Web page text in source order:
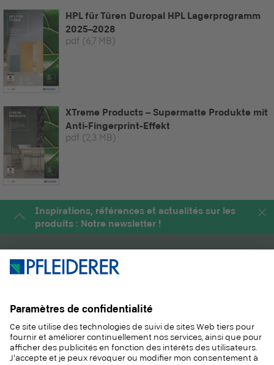
HPL für Türen Duropal HPL Lagerprogramm
2025–2028
pdf (6,7 MB)
XTreme Products – Supermatte Produkte mit
Anti-Fingerprint-Effekt
pdf (2,3 MB)
Inspirations, références et actualités sur les
produits : Notre newsletter !
PRODUITS
SOLUTIONS
DURABILITÉ
MAGAZINE
INFORMATIONS
CONTACT